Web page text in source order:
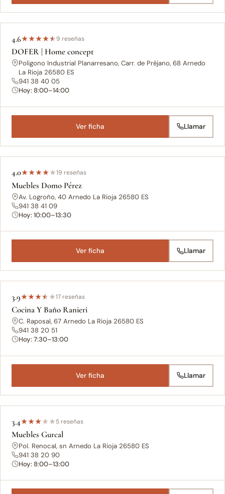
4.6★★★★★9 reseñas
DOFER | Home concept
Poligono Industrial Planarresano, Carr. de Préjano, 68 Arnedo
La Rioja 26580 ES
941 38 40 05
Hoy: 8:00–14:00
Ver ficha Llamar
4.0★★★★★19 reseñas
Muebles Domo Pérez
Av. Logroño, 40 Arnedo La Rioja 26580 ES
941 38 41 09
Hoy: 10:00–13:30
Ver ficha Llamar
3.9★★★★★17 reseñas
Cocina Y Baño Ranieri
C. Raposal, 67 Arnedo La Rioja 26580 ES
941 38 20 51
Hoy: 7:30–13:00
Ver ficha Llamar
3.4★★★★★5 reseñas
Muebles Gurcal
Pol. Renocal, sn Arnedo La Rioja 26580 ES
941 38 20 90
Hoy: 8:00–13:00